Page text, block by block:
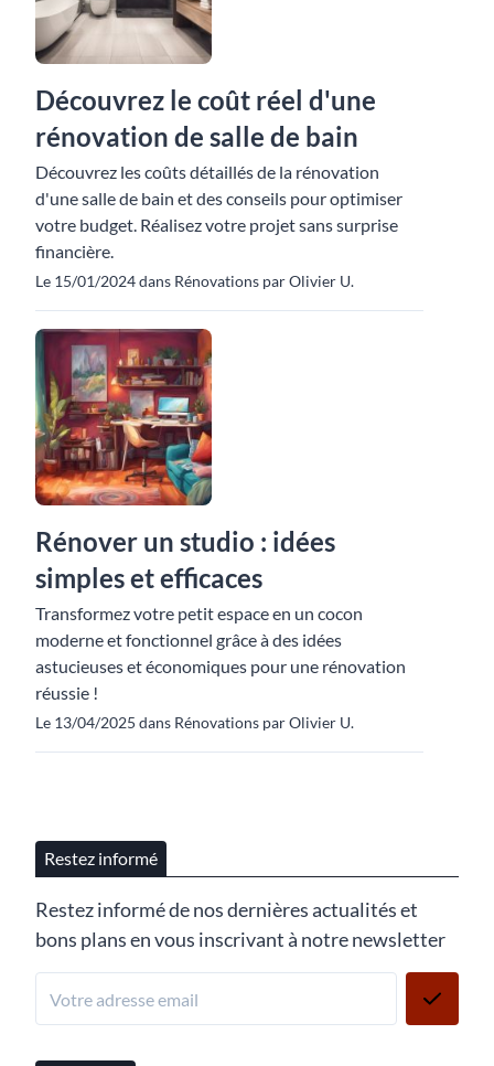
Découvrez le coût réel d'une
rénovation de salle de bain
Découvrez les coûts détaillés de la rénovation
d'une salle de bain et des conseils pour optimiser
votre budget. Réalisez votre projet sans surprise
financière.
Le 15/01/2024 dans Rénovations par Olivier U.
Rénover un studio : idées
simples et efficaces
Transformez votre petit espace en un cocon
moderne et fonctionnel grâce à des idées
astucieuses et économiques pour une rénovation
réussie !
Le 13/04/2025 dans Rénovations par Olivier U.
Restez informé
Restez informé de nos dernières actualités et
bons plans en vous inscrivant à notre newsletter